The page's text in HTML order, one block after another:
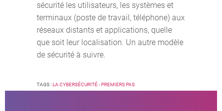
sécurité les utilisateurs, les systèmes et
terminaux (poste de travail, téléphone) aux
réseaux distants et applications, quelle
que soit leur localisation. Un autre modèle
de sécurité à suivre.
TAGS :LA CYBERSÉCURITÉ - PREMIERS PAS